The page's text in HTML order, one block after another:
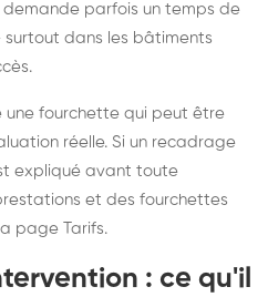
demande parfois un temps de
surtout dans les bâtiments
une fourchette qui peut être
réelle. Si un recadrage
expliqué avant toute
et des fourchettes
page Tarifs.
: ce qu'il